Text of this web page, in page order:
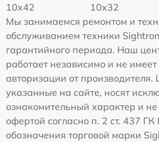
10x42
10x32
Мы занимаемся ремонтом и
обслуживанием техники
гарантийного периода. Наш
работает независимо и не
авторизации от
указанные на сайте, носят
ознакомительный характер и
офертой согласно п. 2 ст. 437
обозначения торговой марки